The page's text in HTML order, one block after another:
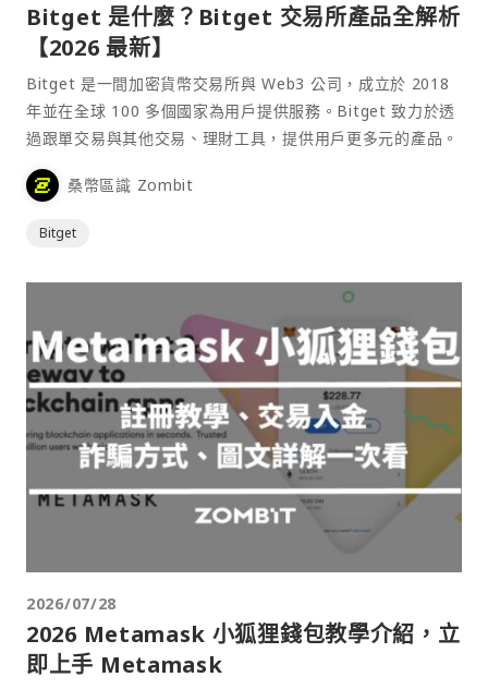
Bitget 是什麼？Bitget 交易所產品全解析
【2026 最新】
Bitget 是一間加密貨幣交易所與 Web3 公司，成立於 2018
年並在全球 100 多個國家為用戶提供服務。Bitget 致力於透
過跟單交易與其他交易、理財工具，提供用戶更多元的產品。
桑幣區識 Zombit
Bitget
2026/07/28
2026 Metamask 小狐狸錢包教學介紹，立
即上手 Metamask